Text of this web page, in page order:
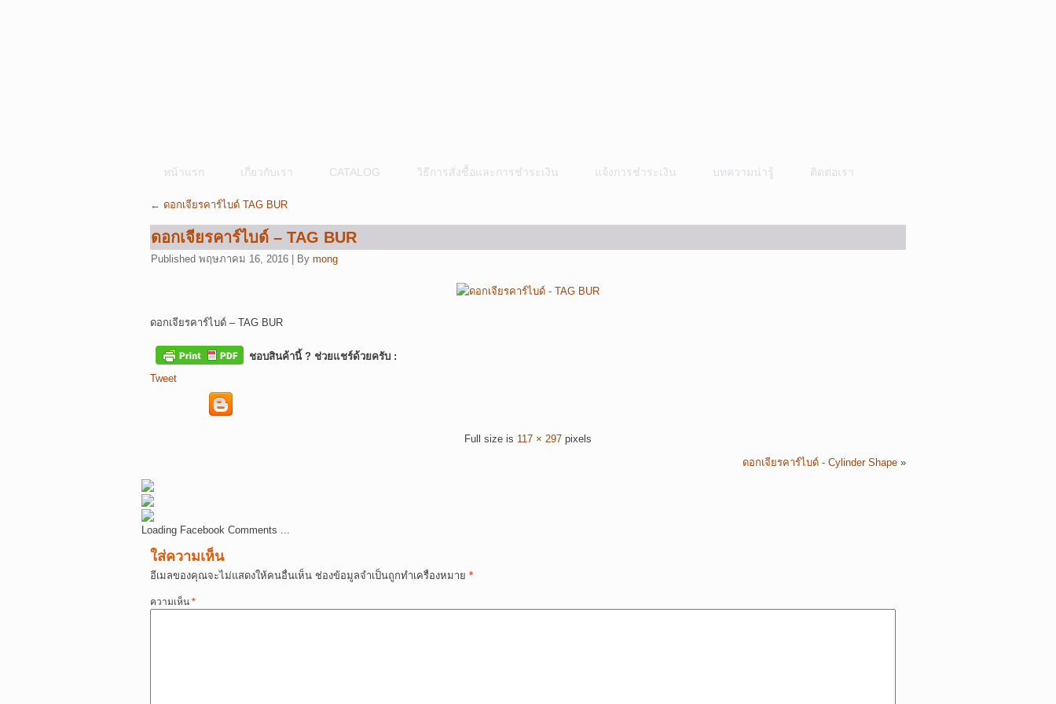
หน้าแรก เกี่ยวกับเรา CATALOG วิธีการสั่งซื้อและการชำระเงิน แจ้งการชำระเงิน บทความน่ารู้ ติดต่อเรา
← ดอกเจียรคาร์ไบด์ TAG BUR
ดอกเจียรคาร์ไบด์ – TAG BUR
Published พฤษภาคม 16, 2016 By mong
ดอกเจียรคาร์ไบด์ – TAG BUR
ชอบสินค้านี้ ? ช่วยแชร์ด้วยครับ :
Tweet
Full size is 117 × 297 pixels
ดอกเจียรคาร์ไบด์ - Cylinder Shape »
Loading Facebook Comments ...
ใส่ความเห็น
อีเมลของคุณจะไม่แสดงให้คนอื่นเห็น ช่องข้อมูลจำเป็นถูกทำเครื่องหมาย *
ความเห็น *